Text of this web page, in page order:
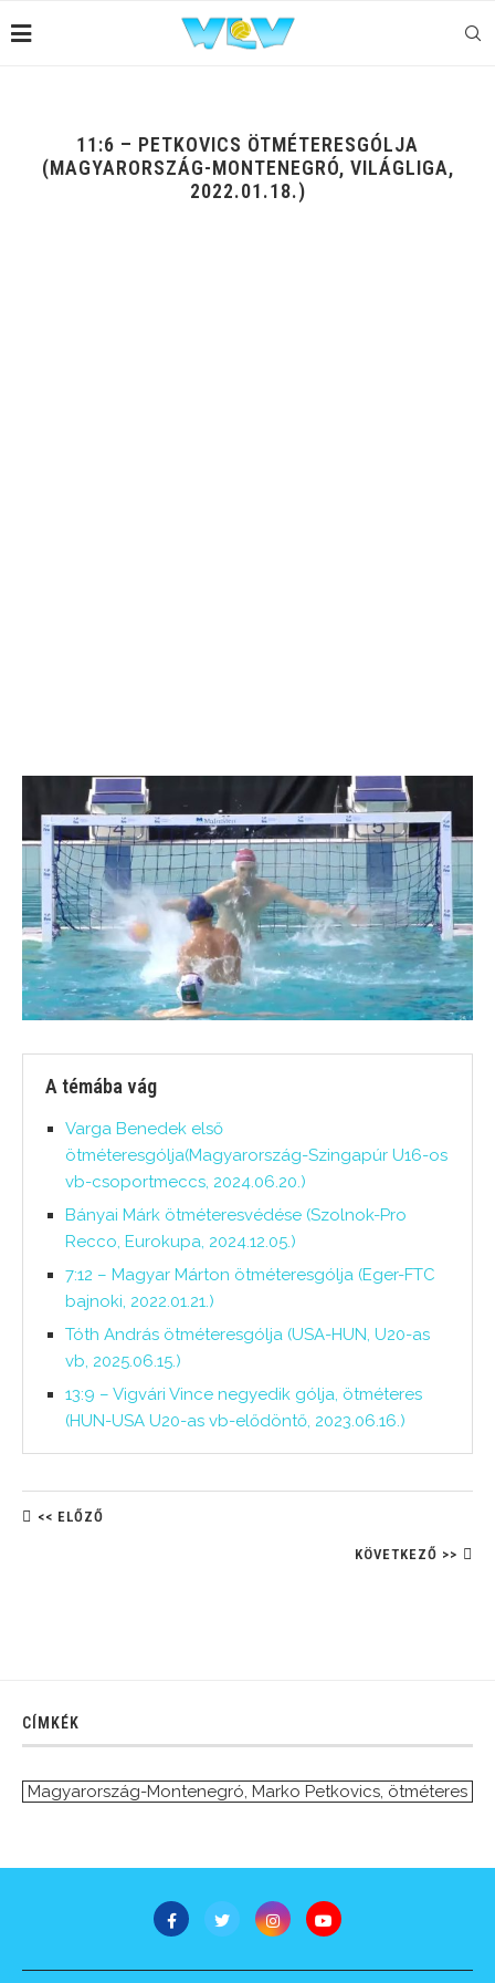
11:6 – PETKOVICS ÖTMÉTERESGÓLJA
(MAGYARORSZÁG-MONTENEGRÓ, VILÁGLIGA,
2022.01.18.)
A témába vág
Varga Benedek első
ötméteresgólja(Magyarország-Szingapúr U16-os
vb-csoportmeccs, 2024.06.20.)
Bányai Márk ötméteresvédése (Szolnok-Pro
Recco, Eurokupa, 2024.12.05.)
7:12 – Magyar Márton ötméteresgólja (Eger-FTC
bajnoki, 2022.01.21.)
Tóth András ötméteresgólja (USA-HUN, U20-as
vb, 2025.06.15.)
13:9 – Vigvári Vince negyedik gólja, ötméteres
(HUN-USA U20-as vb-elődöntő, 2023.06.16.)
<< ELŐZŐ
KÖVETKEZŐ >>
CÍMKÉK
Magyarország-Montenegró, Marko Petkovics, ötméteres